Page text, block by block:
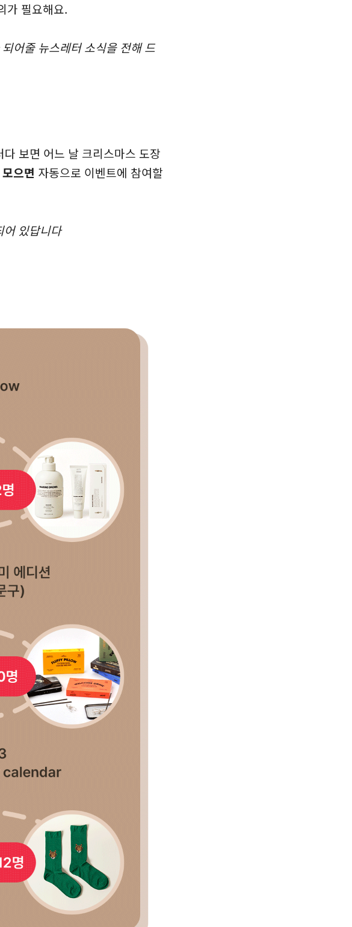
가 필요해요.
어줄 뉴스레터 소식을 전해 드
보면 어느 날 크리스마스 도장
으면 자동으로 이벤트에 참여할
어 있답니다